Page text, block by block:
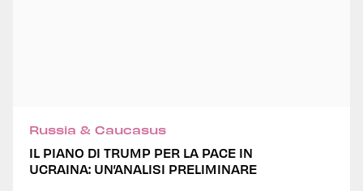
Russia & Caucasus
IL PIANO DI TRUMP PER LA PACE IN
UCRAINA: UN’ANALISI PRELIMINARE